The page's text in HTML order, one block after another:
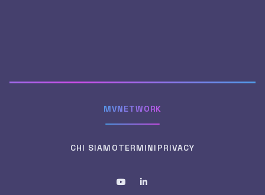
MVNETWORK
CHI SIAMOTERMINI PRIVACY